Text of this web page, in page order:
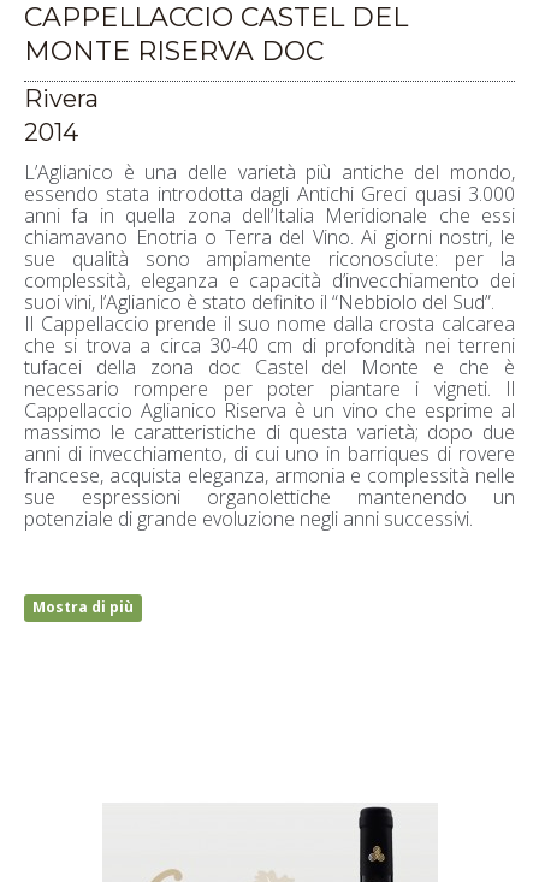
CAPPELLACCIO CASTEL DEL
MONTE RISERVA DOC
Rivera
2014
L’Aglianico è una delle varietà più antiche del mondo,
essendo stata introdotta dagli Antichi Greci quasi 3.000
anni fa in quella zona dell’Italia Meridionale che essi
chiamavano Enotria o Terra del Vino. Ai giorni nostri, le
sue qualità sono ampiamente riconosciute: per la
complessità, eleganza e capacità d’invecchiamento dei
suoi vini, l’Aglianico è stato definito il “Nebbiolo del Sud”.
Il Cappellaccio prende il suo nome dalla crosta calcarea
che si trova a circa 30-40 cm di profondità nei terreni
tufacei della zona doc Castel del Monte e che è
necessario rompere per poter piantare i vigneti. Il
Cappellaccio Aglianico Riserva è un vino che esprime al
massimo le caratteristiche di questa varietà; dopo due
anni di invecchiamento, di cui uno in barriques di rovere
francese, acquista eleganza, armonia e complessità nelle
sue espressioni organolettiche mantenendo un
potenziale di grande evoluzione negli anni successivi.
Mostra di più